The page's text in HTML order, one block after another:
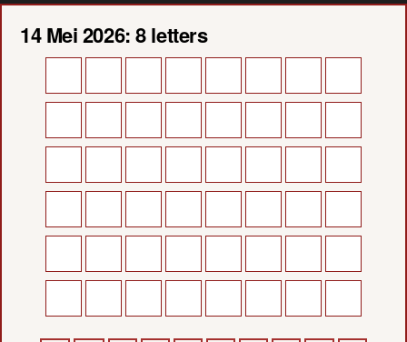
14 Mei 2026: 8 letters